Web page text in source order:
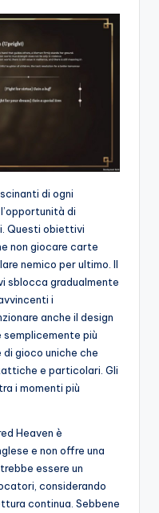
di ogni
di
Questi obiettivi
non giocare carte
nemico per ultimo. Il
sblocca gradualmente
i
anche il design
semplicemente più
gioco uniche che
e particolari. Gli
i momenti più
Heaven è
e non offre una
essere un
considerando
continua. Sebbene